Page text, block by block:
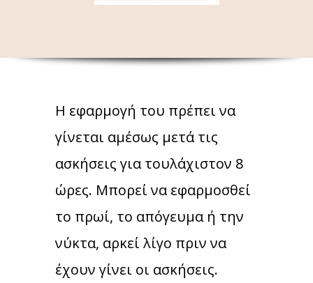
Η εφαρμογή του πρέπει να
γίνεται αμέσως μετά τις
ασκήσεις για τουλάχιστον 8
ώρες. Μπορεί να εφαρμοσθεί
το πρωί, το απόγευμα ή την
νύκτα, αρκεί λίγο πριν να
έχουν γίνει οι ασκήσεις.